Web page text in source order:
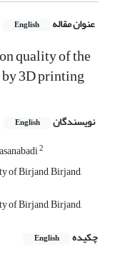
عنوان مقاله English
quality of the
3D printing
نویسندگان English
2
of Birjand, Birjand,
of Birjand, Birjand,
چکیده
English